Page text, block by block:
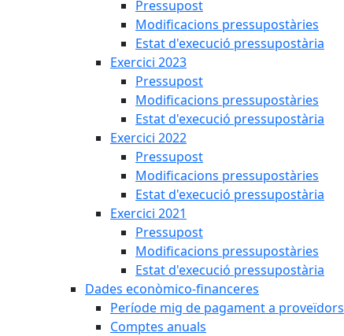
Pressupost
Modificacions pressupostàries
Estat d'execució pressupostària
Exercici 2023
Pressupost
Modificacions pressupostàries
Estat d'execució pressupostària
Exercici 2022
Pressupost
Modificacions pressupostàries
Estat d'execució pressupostària
Exercici 2021
Pressupost
Modificacions pressupostàries
Estat d'execució pressupostària
Dades econòmico-financeres
Període mig de pagament a proveïdors
Comptes anuals